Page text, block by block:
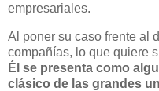
empresariales.
Al poner su caso frente al
compañías, lo que quiere
Él se presenta como
clásico de las grandes